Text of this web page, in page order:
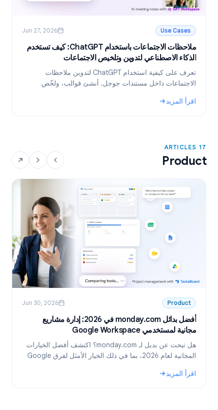
Use Cases
Jun 27, 2026
ملاحظات الاجتماعات باستخدام ChatGPT: كيف تستخدم
الذكاء الاصطناعي لتدوين وتلخيص الاجتماعات
تعرف على كيفية استخدام ChatGPT لتدوين ملاحظات
الاجتماعات داخل مستندات جوجل. أنشئ قوالب، ولخّص
Workspace.
اقرأ المزيد
: ملاحظات الاجتماعات باستخدام ChatGPT: كيف تستخدم الذكاء الاصطناعي لتدوين وتلخيص الاجتماعات
17 ARTICLES
Product
Product
Jun 30, 2026
أفضل بدائل monday.com في 2026: إدارة مشاريع
مجانية لمستخدمي Google Workspace
هل تبحث عن بديل لـ monday.com؟ اكتشف أفضل الخيارات
المجانية لعام 2026، بما في ذلك الخيار الأمثل لفرق Google
اقرأ المزيد
: أفضل بدائل monday.com في 2026: إدارة مشاريع مجانية لمستخدمي Google Workspace